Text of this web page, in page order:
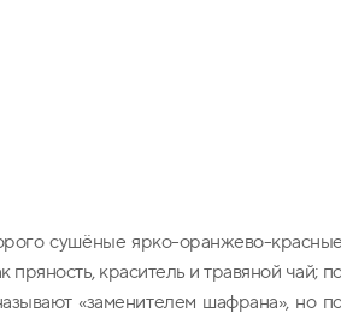
сушёные ярко-оранжево-красные
пряность, краситель и травяной чай;
«заменителем шафрана», но